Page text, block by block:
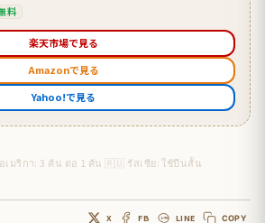
料
楽天市場で見る
Amazonで見る
Yahoo!で見る
ริกา: 3 คัน ต่อ 1 คัน 🇷🇺 รัสเซีย: ใช้ปืนสั้น
X FB LINE COPY